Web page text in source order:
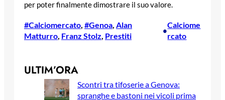
per poter finalmente dimostrare il suo valore.
#Calciomercato, #Genoa, Alan
Matturro, Franz Stolz, Prestiti
•
Calciome
rcato
ULTIM’ORA
Scontri tra tifoserie a Genova:
spranghe e bastoni nei vicoli prima